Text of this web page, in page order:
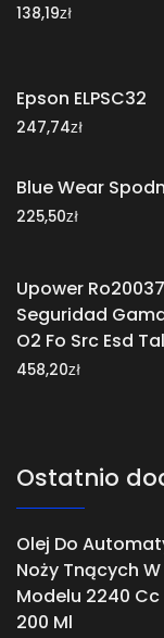
138,19zł
Epson ELPSC32
247,74zł
Blue Wear
225,50zł
Upower
Seguridad
O2 Fo Src Esd
458,20zł
Ostatnio
Olej Do
Noży Tnących
Modelu 2240
200 Ml